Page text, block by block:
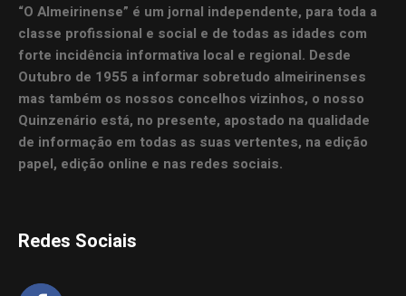
“O Almeirinense” é um jornal independente, para toda a
classe profissional e social e de todas as idades com
forte incidência informativa local e regional. Desde
Outubro de 1955 a informar sobretudo almeirinenses
mas também os nossos concelhos vizinhos, o nosso
Quinzenário está, no presente, apostado na qualidade
de informação em todas as suas vertentes, na edição
papel, edição online e nas redes sociais.
Redes Sociais